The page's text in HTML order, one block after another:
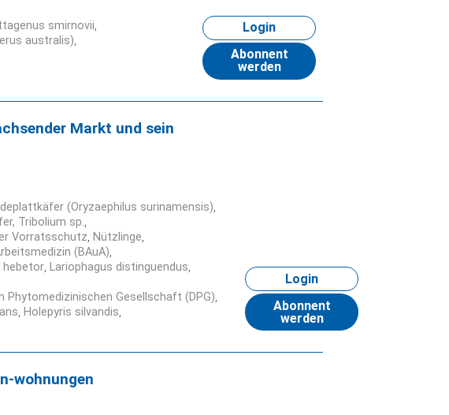
smirnovii
australis)
Login
Abonnent
werden
Markt und sein
(Oryzaephilus surinamensis)
Tribolium sp.
Vorratsschutz Nützlinge
(BAuA)
hebetor Lariophagus distinguendus
Phytomedizinischen Gesellschaft (DPG)
Holepyris silvandis
Login
Abonnent
werden
wohnungen